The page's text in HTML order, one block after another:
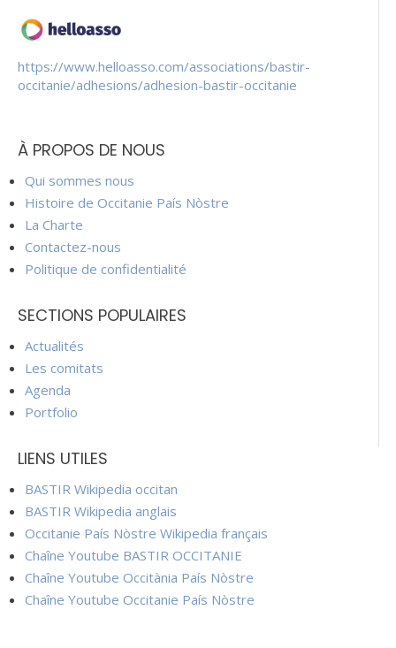
https://www.helloasso.com/associations/bastir-
occitanie/adhesions/adhesion-bastir-occitanie
À PROPOS DE NOUS
Qui sommes nous
Histoire de Occitanie País Nòstre
La Charte
Contactez-nous
Politique de confidentialité
SECTIONS POPULAIRES
Actualités
Les comitats
Agenda
Portfolio
LIENS UTILES
BASTIR Wikipedia occitan
BASTIR Wikipedia anglais
Occitanie País Nòstre Wikipedia français
Chaîne Youtube BASTIR OCCITANIE
Chaîne Youtube Occitània País Nòstre
Chaîne Youtube Occitanie País Nòstre